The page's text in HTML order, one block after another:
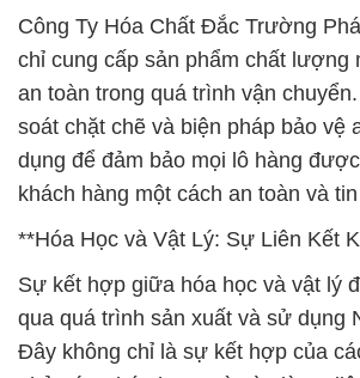
Công Ty Hóa Chất Đắc Trường
chỉ cung cấp sản phẩm chất lượng
an toàn trong quá trình vận
soát chặt chẽ và biện pháp bảo vệ
dụng để đảm bảo mọi lô hàng
khách hàng một cách an toàn và
**Hóa Học và Vật Lý: Sự Liên Kết
Sự kết hợp giữa hóa học và vật lý
qua quá trình sản xuất và sử dụng
Đây không chỉ là sự kết hợp của